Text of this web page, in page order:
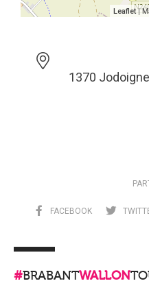
Leaflet|
1370 Jodoigne
FACEBOOK
#BRABANTWALLON